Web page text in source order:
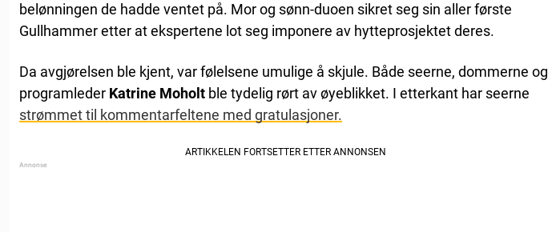
belønningen de hadde ventet på. Mor og sønn-duoen sikret seg sin aller første
Gullhammer etter at ekspertene lot seg imponere av hytteprosjektet deres.
Da avgjørelsen ble kjent, var følelsene umulige å skjule. Både seerne, dommerne og
programleder Katrine Moholt ble tydelig rørt av øyeblikket. I etterkant har seerne
strømmet til kommentarfeltene med gratulasjoner.